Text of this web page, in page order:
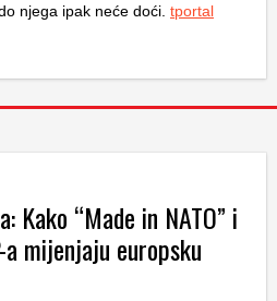
njega ipak neće doći. tportal
Kako “Made in NATO” i
mijenjaju europsku